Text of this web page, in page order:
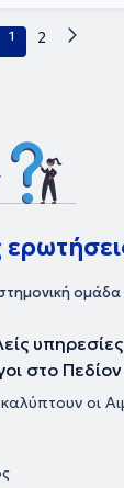
1 2
στο
οι